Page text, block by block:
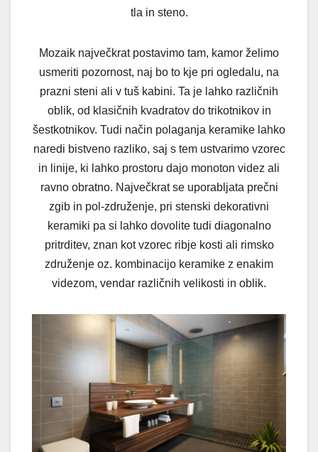
tla in steno.
Mozaik največkrat postavimo tam, kamor želimo
usmeriti pozornost, naj bo to kje pri ogledalu, na
prazni steni ali v tuš kabini. Ta je lahko različnih
oblik, od klasičnih kvadratov do trikotnikov in
šestkotnikov. Tudi način polaganja keramike lahko
naredi bistveno razliko, saj s tem ustvarimo vzorec
in linije, ki lahko prostoru dajo monoton videz ali
ravno obratno. Največkrat se uporabljata prečni
zgib in pol-združenje, pri stenski dekorativni
keramiki pa si lahko dovolite tudi diagonalno
pritrditev, znan kot vzorec ribje kosti ali rimsko
združenje oz. kombinacijo keramike z enakim
videzom, vendar različnih velikosti in oblik.